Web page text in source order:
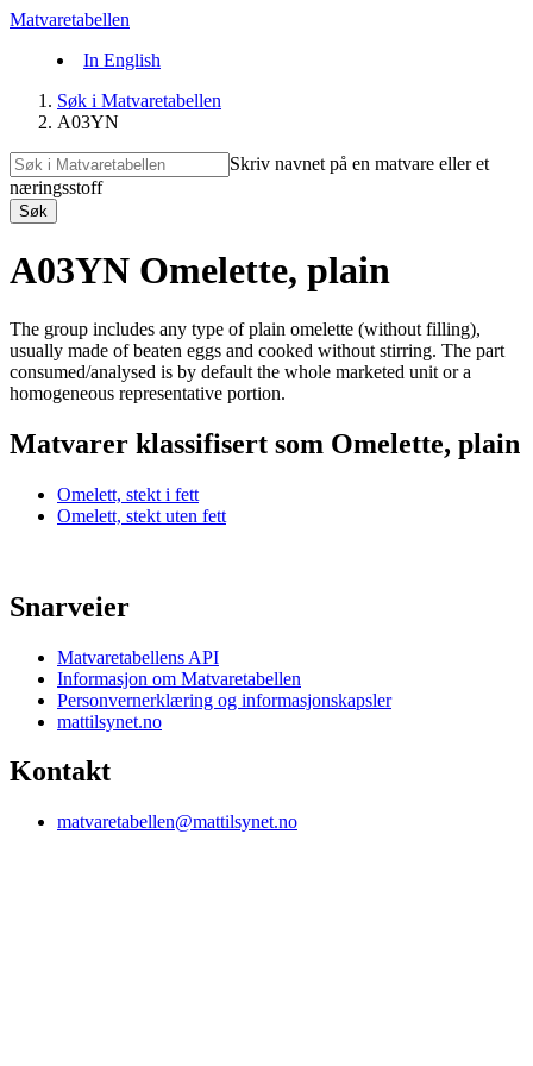
Matvaretabellen
In English
Søk i Matvaretabellen
A03YN
Skriv navnet på en matvare eller et
næringsstoff
Søk
A03YN Omelette, plain
The group includes any type of plain omelette (without filling),
usually made of beaten eggs and cooked without stirring. The part
consumed/analysed is by default the whole marketed unit or a
homogeneous representative portion.
Matvarer klassifisert som Omelette, plain
Omelett, stekt i fett
Omelett, stekt uten fett
Snarveier
Matvaretabellens API
Informasjon om Matvaretabellen
Personvernerklæring og informasjonskapsler
mattilsynet.no
Kontakt
matvaretabellen@mattilsynet.no